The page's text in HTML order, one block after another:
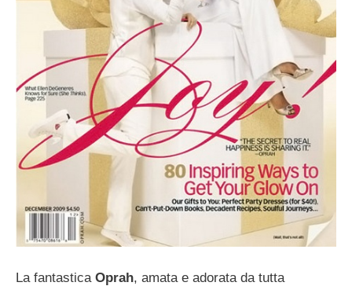
La fantastica Oprah, amata e adorata da tutta